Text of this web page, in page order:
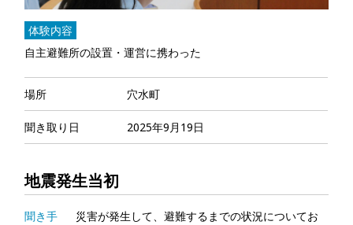
体験内容
自主避難所の設置・運営に携わった
場所 穴水町
聞き取り日 2025年9月19日
地震発生当初
聞き手
災害が発生して、避難するまでの状況についてお